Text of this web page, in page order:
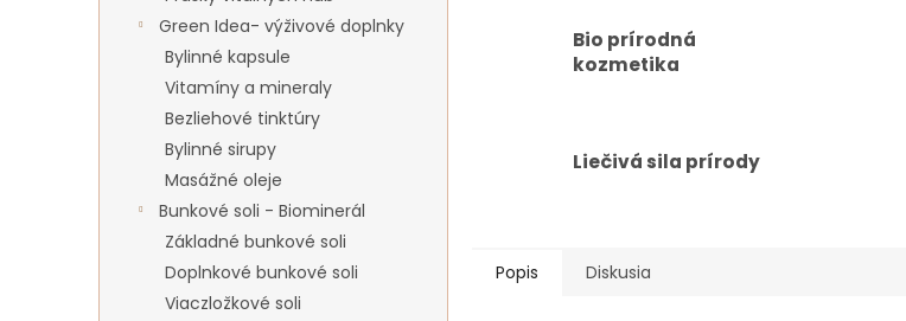
Green Idea- výživové doplnky
Bylinné kapsule
Vitamíny a mineraly
Bezliehové tinktúry
Bylinné sirupy
Masážné oleje
Bunkové soli - Biominerál
Základné bunkové soli
Doplnkové bunkové soli
Viaczložkové soli
Bio prírodná
kozmetika
Liečivá sila prírody
Popis Diskusia